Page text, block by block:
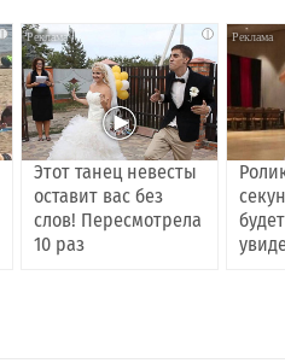
i i
Этот танец невесты
оставит вас без
слов! Пересмотрела
10 раз